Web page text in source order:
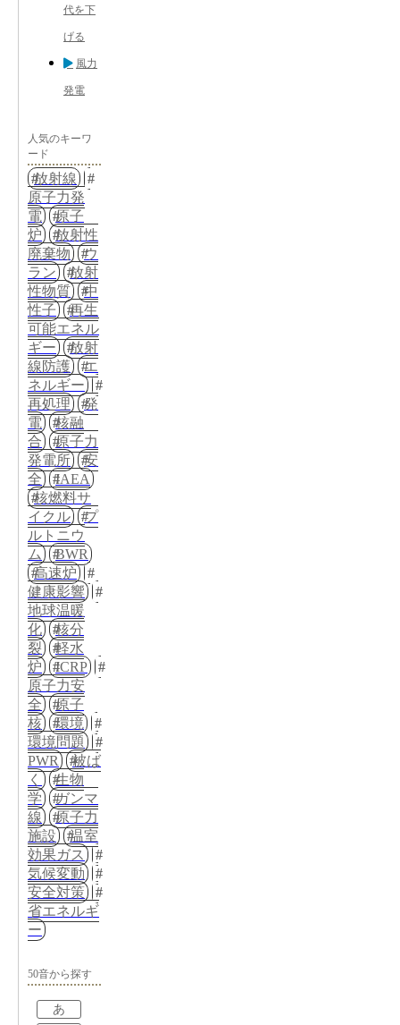
代を下
げる
風力
発電
人気のキーワ
ード
放射線
原子力発
電
原子
炉
放射性
廃棄物
ウ
ラン
放射
性物質
中
性子
再生
可能エネル
ギー
放射
線防護
エ
ネルギー
再処理
発
電
核融
合
原子力
発電所
安
全
IAEA
核燃料サ
イクル
プ
ルトニウ
ム
BWR
高速炉
健康影響
地球温暖
化
核分
裂
軽水
炉
ICRP
原子力安
全
原子
核
環境
環境問題
PWR
被ば
く
生物
学
ガンマ
線
原子力
施設
温室
効果ガス
気候変動
安全対策
省エネルギ
ー
50音から探す
あ